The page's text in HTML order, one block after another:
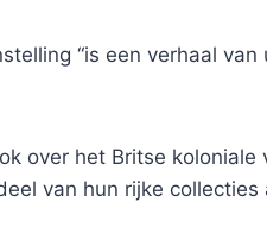
“is een verhaal
over het Britse
van hun rijke